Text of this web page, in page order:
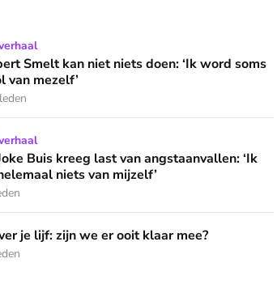
niets doen: ‘Ik word soms gierend dol van
Smelt kan niet niets doen: ‘Ik word soms
van mezelf’
last van angstaanvallen: ‘Ik herkende
Buis kreeg last van angstaanvallen: ‘Ik
niets van mijzelf’
er ooit klaar mee?
je lijf: zijn we er ooit klaar mee?